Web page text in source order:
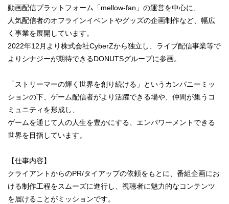
動画配信プラットフォーム「mellow-fan」の運営を中心に、
人気配信者のオフラインイベントやグッズの企画制作など、幅広
く事業を展開しています。
2022年12月より株式会社CyberZから独立し、ライブ配信事業等で
よりシナジーが期待できるDONUTSグループに参画。
「ストリーマーの輝く世界を創り続ける」というカンパニーミッ
ションの下、ゲーム配信者がより活躍できる場や、仲間が集うコ
ミュニティを形成し、
ゲームを通じて人の人生を豊かにする、エンパワーメントできる
世界を目指しています。
【仕事内容】
クライアントからのPR/タイアップの依頼をもとに、番組企画にお
ける制作工程をスムーズに進行し、視聴者に魅力的なコンテンツ
を届けることがミッションです。